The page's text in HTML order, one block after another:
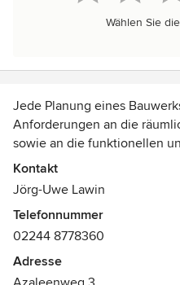
Wählen Sie
Jede Planung eines
Anforderungen an die
sowie an die funktionellen
sozialen Zusammenhänge.
Mein Ziel ist es die
Auftraggeber so genau wie
Planung (Entwurfsarbeit)
des Bauplatzes / Standortes
Himmelsausrichtung, Zufahrt
Kontakt
Jörg-Uwe Lawin
Telefonnummer
02244 8778360
Adresse